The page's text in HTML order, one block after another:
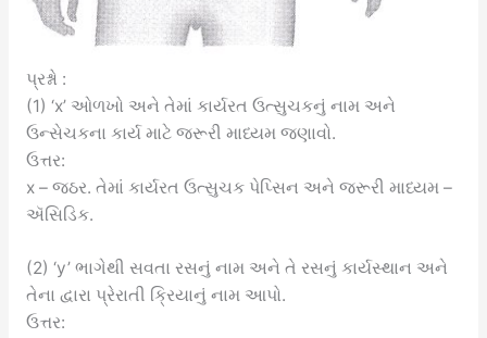
પ્રશ્નો :
(1) ‘x’ ઓળખો અને તેમાં કાર્યરત ઉત્સુચકનું નામ અને
ઉન્સેચકના કાર્ય માટે જરૂરી માધ્યમ જણાવો.
ઉત્તર:
x – જઠર. તેમાં કાર્યરત ઉત્સુચક પેપ્સિન અને જરૂરી માધ્યમ –
ઍસિડિક.
(2) ‘y’ ભાગેથી સવતા રસનું નામ અને તે રસનું કાર્યસ્થાન અને
તેના દ્વારા પ્રેરાતી ક્રિયાનું નામ આપો.
ઉત્તર: